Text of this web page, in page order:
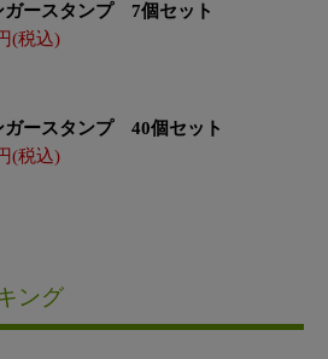
ガースタンプ 7個セット
ガースタンプ 40個セット
ング